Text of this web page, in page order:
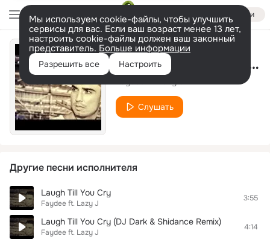
Войти
Мы используем cookie-файлы, чтобы улучшить
сервисы для вас. Если ваш возраст менее 13 лет,
настроить cookie-файлы должен ваш законный
представитель. Больше информации
Разрешить все Настроить ?Laugh Till You Cry (DJ Dark & Shidance Extended Remix)
Слушать
Другие песни исполнителя
Laugh Till You Cry
Faydee ft. Lazy J
3:55
Laugh Till You Cry (DJ Dark & Shidance Remix)
Faydee ft. Lazy J
4:14